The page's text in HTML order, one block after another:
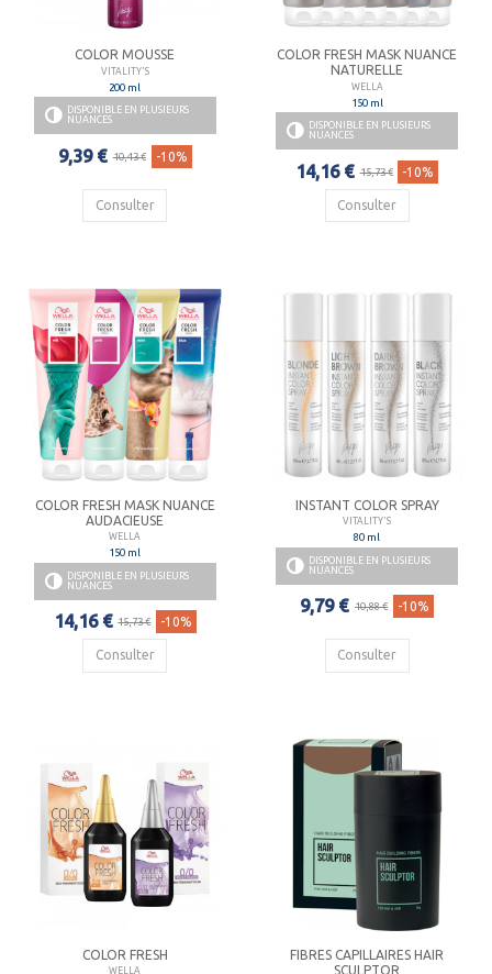
COLOR MOUSSE
VITALITY'S
200 ml
DISPONIBLE EN PLUSIEURS
NUANCES
9,39 € 10,43 € -10%
Consulter
COLOR FRESH MASK NUANCE
NATURELLE
WELLA
150 ml
DISPONIBLE EN PLUSIEURS
NUANCES
14,16 € 15,73 € -10%
Consulter
COLOR FRESH MASK NUANCE
AUDACIEUSE
WELLA
150 ml
DISPONIBLE EN PLUSIEURS
NUANCES
14,16 € 15,73 € -10%
Consulter
INSTANT COLOR SPRAY
VITALITY'S
80 ml
DISPONIBLE EN PLUSIEURS
NUANCES
9,79 € 10,88 € -10%
Consulter
COLOR FRESH
WELLA
FIBRES CAPILLAIRES HAIR
SCULPTOR